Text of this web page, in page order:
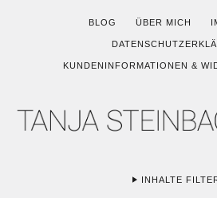
BLOG ÜBER MICH
KUNDENINFORMATIONEN &
INHALTE